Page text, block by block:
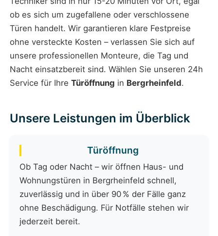
ob es sich um zugefallene oder verschlossene
Türen handelt. Wir garantieren klare Festpreise
ohne versteckte Kosten – verlassen Sie sich auf
unsere professionellen Monteure, die Tag und
Nacht einsatzbereit sind. Wählen Sie unseren 24h
Service für Ihre Türöffnung in Bergrheinfeld.
Unsere Leistungen im Überblick
Türöffnung
Ob Tag oder Nacht – wir öffnen Haus- und
Wohnungstüren in Bergrheinfeld schnell,
zuverlässig und in über 90 % der Fälle ganz
ohne Beschädigung. Für Notfälle stehen wir
jederzeit bereit.